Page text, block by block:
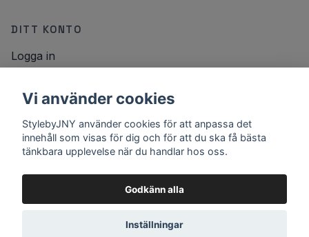
DITT KONTO
Logga in
NYHETSBREV
E-postadress
Registrera
Powered by Quickbutik
Vi använder cookies
StylebyJNY använder cookies för att anpassa det
innehåll som visas för dig och för att du ska få bästa
tänkbara upplevelse när du handlar hos oss.
Godkänn alla
Inställningar